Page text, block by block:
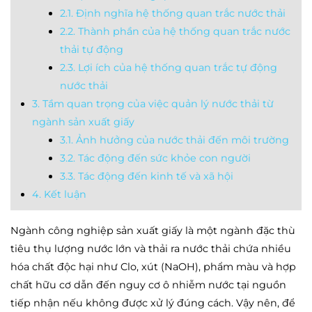
2.1. Định nghĩa hệ thống quan trắc nước thải
2.2. Thành phần của hệ thống quan trắc nước
thải tự động
2.3. Lợi ích của hệ thống quan trắc tự động
nước thải
3. Tầm quan trọng của việc quản lý nước thải từ
ngành sản xuất giấy
3.1. Ảnh hưởng của nước thải đến môi trường
3.2. Tác động đến sức khỏe con người
3.3. Tác động đến kinh tế và xã hội
4. Kết luận
Ngành công nghiệp sản xuất giấy là một ngành đặc thù
tiêu thụ lượng nước lớn và thải ra nước thải chứa nhiều
hóa chất độc hại như Clo, xút (NaOH), phẩm màu và hợp
chất hữu cơ dẫn đến nguy cơ ô nhiễm nước tại nguồn
tiếp nhận nếu không được xử lý đúng cách. Vậy nên, để